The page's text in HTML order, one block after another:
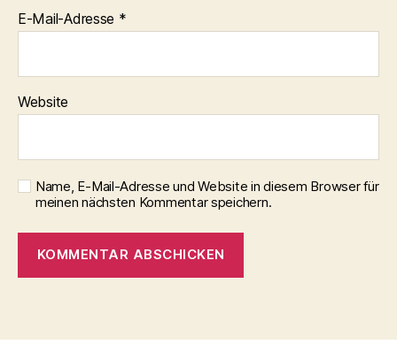
E-Mail-Adresse *
Website
Name, E-Mail-Adresse und Website in diesem Browser für
meinen nächsten Kommentar speichern.